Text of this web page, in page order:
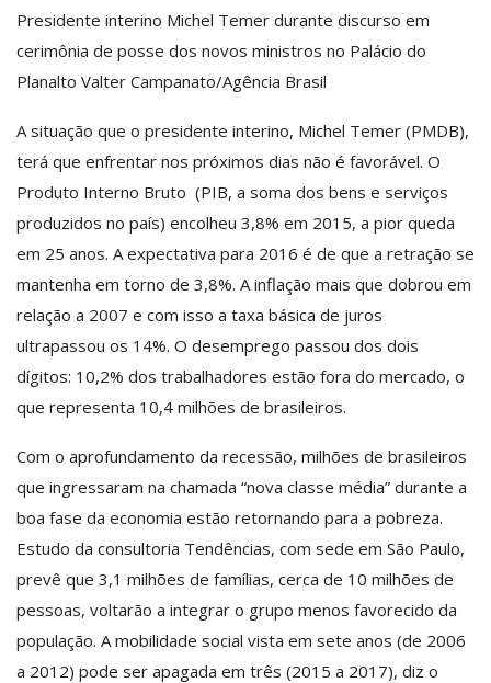
Presidente interino Michel Temer durante discurso em
cerimônia de posse dos novos ministros no Palácio do
Planalto Valter Campanato/Agência Brasil
A situação que o presidente interino, Michel Temer (PMDB),
terá que enfrentar nos próximos dias não é favorável. O
Produto Interno Bruto (PIB, a soma dos bens e serviços
produzidos no país) encolheu 3,8% em 2015, a pior queda
em 25 anos. A expectativa para 2016 é de que a retração se
mantenha em torno de 3,8%. A inflação mais que dobrou em
relação a 2007 e com isso a taxa básica de juros
ultrapassou os 14%. O desemprego passou dos dois
dígitos: 10,2% dos trabalhadores estão fora do mercado, o
que representa 10,4 milhões de brasileiros.
Com o aprofundamento da recessão, milhões de brasileiros
que ingressaram na chamada “nova classe média” durante a
boa fase da economia estão retornando para a pobreza.
Estudo da consultoria Tendências, com sede em São Paulo,
prevê que 3,1 milhões de famílias, cerca de 10 milhões de
pessoas, voltarão a integrar o grupo menos favorecido da
população. A mobilidade social vista em sete anos (de 2006
a 2012) pode ser apagada em três (2015 a 2017), diz o